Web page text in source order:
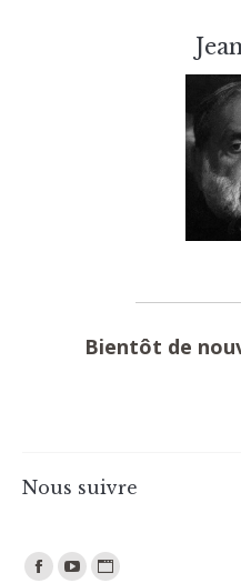
Bientôt de
Nous suivre
Trouvez nous sur :